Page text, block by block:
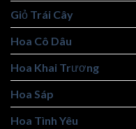
Giỏ Trái Cây
Hoa Cô Dâu
Hoa Khai Trương
Hoa Sáp
Hoa Tình Yêu